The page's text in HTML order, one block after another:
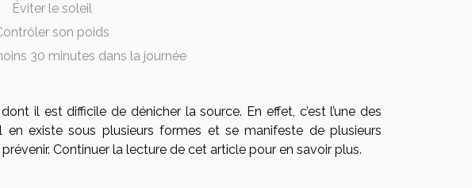
Éviter le soleil
son poids
30 minutes dans la journée
il est difficile de dénicher la source. En effet, c’est l’une des
existe sous plusieurs formes et se manifeste de plusieurs
Continuer la lecture de cet article pour en savoir plus.